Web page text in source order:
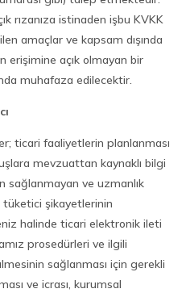
rızanıza istinaden işbu KVKK
amaçlar ve kapsam dışında
erişimine açık olmayan bir
muhafaza edilecektir.
ticari faaliyetlerin planlanması
mevzuattan kaynaklı bilgi
sağlanmayan ve uzmanlık
tüketici şikayetlerinin
halinde ticari elektronik ileti
prosedürleri ve ilgili
sağlanması için gerekli
ve icrası, kurumsal